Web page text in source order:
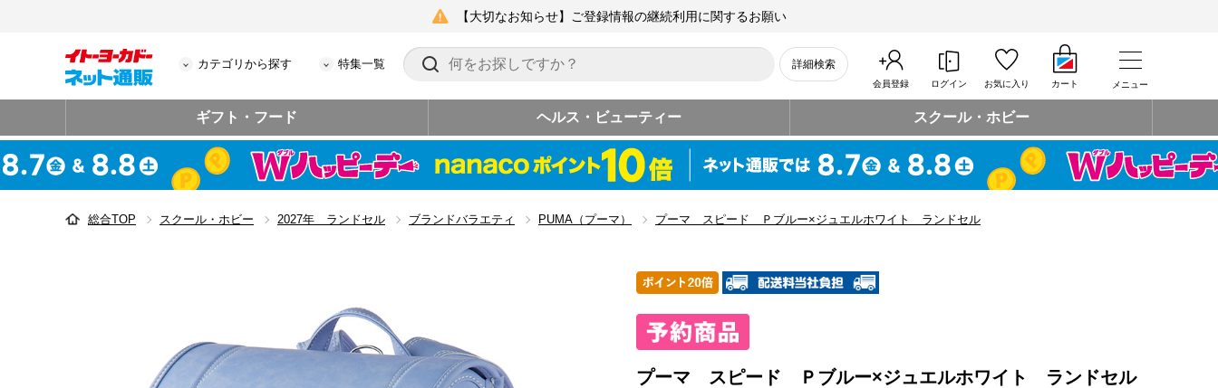
【大切なお知らせ】ご登録情報の継続利用に関するお願い
カテゴリから探す 特集一覧 詳細検索
会員登録 ログイン お気に入り カート メニュー
ギフト・フード ヘルス・ビューティー スクール・ホビー
総合TOP スクール・ホビー 2027年 ランドセル ブランドバラエティ PUMA（プーマ） プーマ スピード Ｐブルー×ジュエルホワイト ランドセル
プーマ スピード Ｐブルー×ジュエルホワイト ランドセル